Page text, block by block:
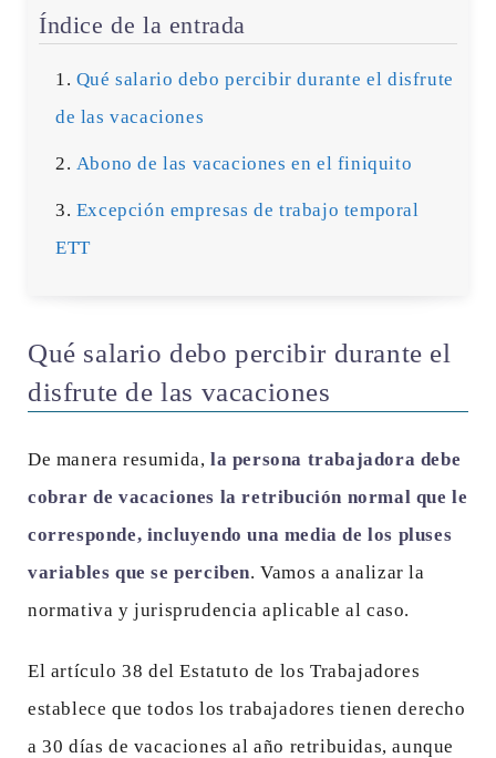
Índice de la entrada
Qué salario debo percibir durante el disfrute
de las vacaciones
Abono de las vacaciones en el finiquito
Excepción empresas de trabajo temporal
ETT
Qué salario debo percibir durante el
disfrute de las vacaciones
De manera resumida, la persona trabajadora debe
cobrar de vacaciones la retribución normal que le
corresponde, incluyendo una media de los pluses
variables que se perciben. Vamos a analizar la
normativa y jurisprudencia aplicable al caso.
El artículo 38 del Estatuto de los Trabajadores
establece que todos los trabajadores tienen derecho
a 30 días de vacaciones al año retribuidas, aunque